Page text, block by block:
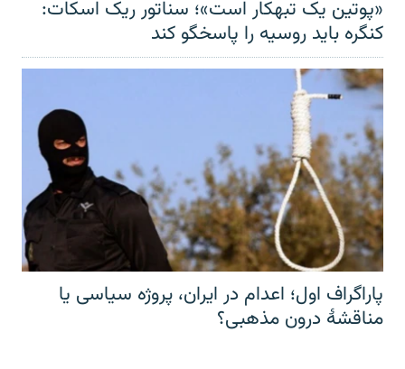
«پوتین یک تبهکار است»؛ سناتور ریک اسکات:
کنگره باید روسیه را پاسخگو کند
پاراگراف اول؛ اعدام در ایران، پروژه سیاسی یا
مناقشهٔ درون مذهبی؟